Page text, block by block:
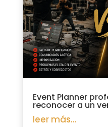
Event Planner
reconocer a un
leer más...